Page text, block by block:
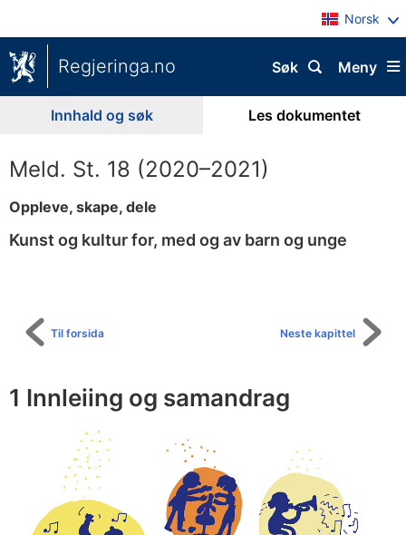
Norsk
Regjeringa.no Meny
Søk
Innhald og søk Les dokumentet
Meld. St. 18 (2020–2021)
Oppleve, skape, dele
Kunst og kultur for, med og av barn og unge
Neste kapittel
Til forsida
1 Innleiing og samandrag